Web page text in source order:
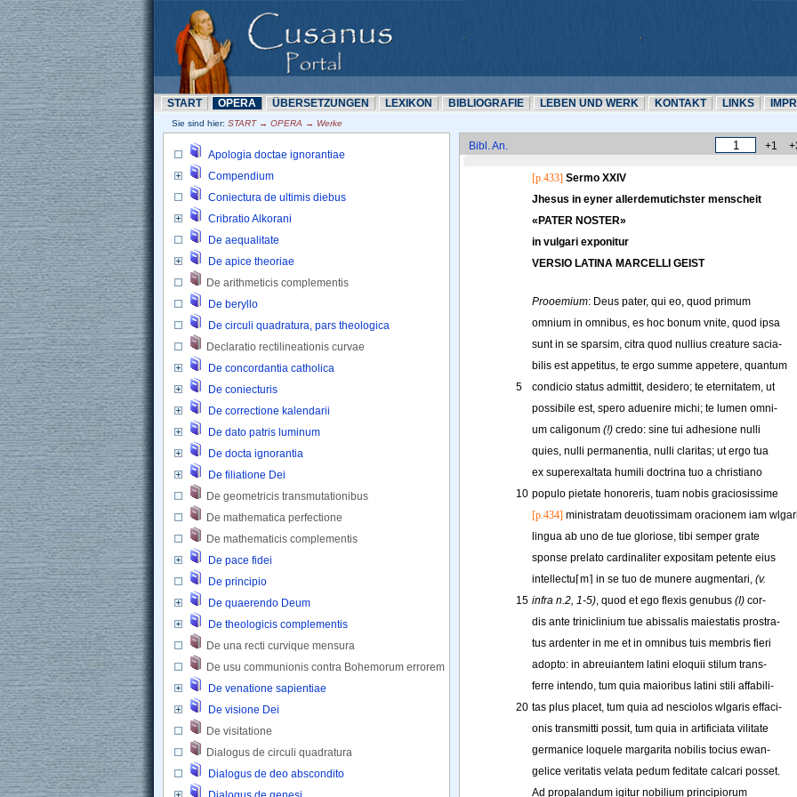
START OPERA ÜBERSETZUNN LEXIKON BIBLIOGRAFIE LEBEN UND WERK KONTAKT LINKS
Sie sind hier: START → OPERA → Werke
Apologia doctae ignorantiae
Compendium
Coniectura de ultimis diebus
Cribratio Alkorani
De aequalitate
De apice theoriae
De arithmeticis complementis
De beryllo
De circuli quadratura, pars theologica
Declaratio rectilineationis curvae
De concordantia catholica
De coniecturis
De correctione kalendarii
De dato patris luminum
De docta ignorantia
De filiatione Dei
De geometricis transmutationibus
De mathematica perfectione
De mathematicis complementis
De pace fidei
De principio
De quaerendo Deum
De theologicis complementis
De una recti curvique mensura
De usu communionis contra Bohemorum errorem
De venatione sapientiae
De visione Dei
De visitatione
Dialogus de circuli quadratura
Dialogus de deo abscondito
Bibl. An. +1
[p.433] Sermo XXIV
Jhesus in eyner allerdemutichster menscheit
« PATER NOSTER»
in vulgari exponitur
VERSIO LATINA MARCELLIIST
Prooemium: Deus pater, qui eo, quod primum
omnium in omnibus, es hoc bonum vnite, quod ipsa
sunt in se sparsim, citra quod nullius creature sacia-
bilis est appetitus, te ergo summe appetere, quantum
5
condicio status admittit, desidero; te eternitatem, ut
possibile est, spero aduenire michi; te lumen omni-
um caligonum (!) credo: sine tui adhesione nulli
quies, nulli permanentia, nulli claritas; ut ergo tua
ex superexaltata humili doctrina tuo a christiano
10 populo pietate honoreris, tuam nobis graciosissime
[p.434] ministratam deuotissimam oracionem iam
lingua ab uno de tue gloriose, tibi semper grate
sponse prelato cardinaliter expositam petente eius
intellectu⌈m⌉ in se tuo de munere augmentari, (v.
15 infra n.2, 1-5), quod et ego flexis genubus (I) cor-
dis ante triniclinium tue abissalis maiestatis prostra-
tus ardenter in me et in omnibus tuis membris fieri
adopto: in abreuiantem latini eloquii stilum trans-
ferre intendo, tum quia maioribus latini stili affabili-
20 tas plus placet, tum quia ad nesciolos wlgaris effaci-
onis transmitti possit, tum quia in artificiata vilitate
germanice loquele margarita nobilis tocius ewan-
gelice veritatis velata pedum feditate calcari posset.
Ad propalandum igitur nobilium principiorum